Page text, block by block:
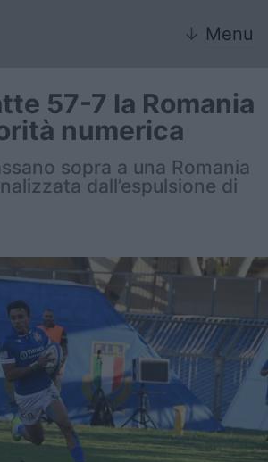
↓ Menu
Championship
57-7 la Romania
numerica
sopra a una Romania
dall’espulsione di